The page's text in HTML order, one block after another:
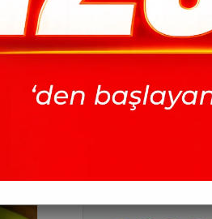
Marka
İndirim Oranı
Fiyat